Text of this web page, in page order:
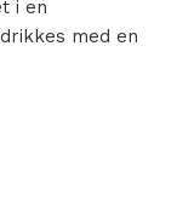
i en
med en